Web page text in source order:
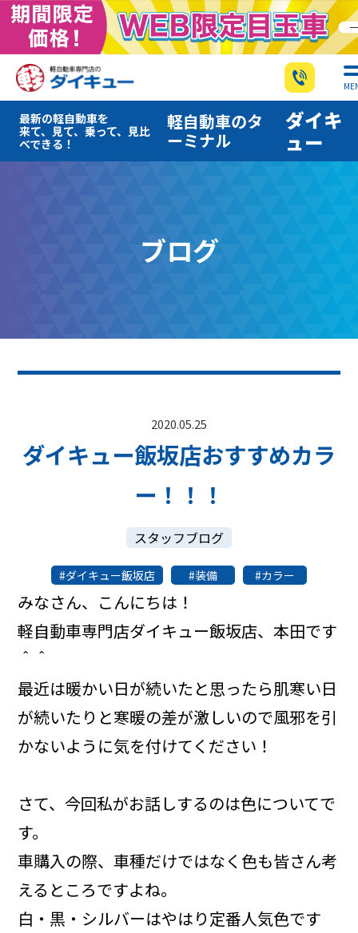
最新の軽自動車を
来て、見て、乗って、見比
べできる！
軽自動車のタ
ーミナル
ダイキ
ュー
ブログ
2020.05.25
ダイキュー飯坂店おすすめカラ
ー！！！
スタッフブログ
ダイキュー飯坂店 装備 カラー
みなさん、こんにちは！
軽自動車専門店ダイキュー飯坂店、本田です
＾＾
最近は暖かい日が続いたと思ったら肌寒い日
が続いたりと寒暖の差が激しいので風邪を引
かないように気を付けてください！
さて、今回私がお話しするのは色についてで
す。
車購入の際、車種だけではなく色も皆さん考
えるところですよね。
白・黒・シルバーはやはり定番人気色です